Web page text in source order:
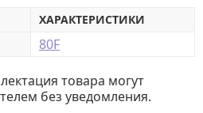
ХАРАКТЕРИСТИКИ
80F
товара могут
без уведомления.